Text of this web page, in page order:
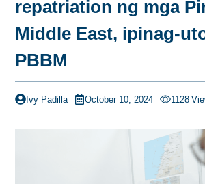
repatriation ng mga
Middle East, ipinag-
PBBM
Ivy Padilla October 10, 2024 1128